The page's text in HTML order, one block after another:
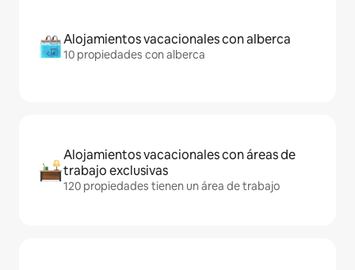
Alojamientos vacacionales con alberca
10 propiedades con alberca
Alojamientos vacacionales con áreas de
trabajo exclusivas
120 propiedades tienen un área de trabajo